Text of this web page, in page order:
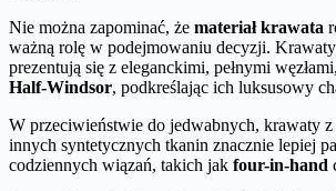
Nie można zapominać, że materiał krawata
ważną rolę w podejmowaniu decyzji.
prezentują się z eleganckimi, pełnymi
Half-Windsor, podkreślając ich luksusowy
W przeciwieństwie do jedwabnych, krawaty z
innych syntetycznych tkanin znacznie lepiej
codziennych wiązań, takich jak four-in-hand